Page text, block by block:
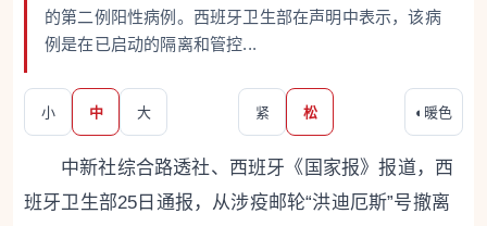
的第二例阳性病例。西班牙卫生部在声明中表示，该病
例是在已启动的隔离和管控...
小 中 大 紧 松 ◐ 暖色
中新社综合路透社、西班牙《国家报》报道，西
班牙卫生部25日通报，从涉疫邮轮“洪迪厄斯”号撤离